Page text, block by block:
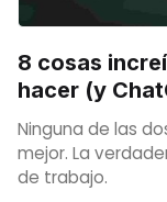
8 cosas
hacer (y
Ninguna de las
mejor. La
de trabajo.